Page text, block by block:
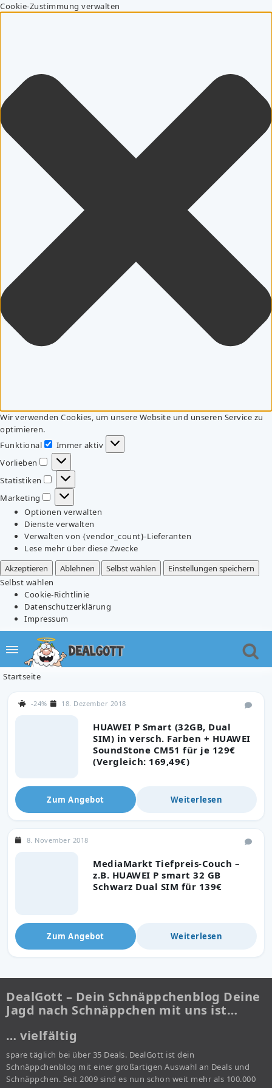
Cookie-Zustimmung verwalten
Wir verwenden Cookies, um unsere Website und unseren Service zu
optimieren.
Funktional
Funktional
Immer aktiv
Vorlieben
Vorlieben
Statistiken
Statistiken
Marketing
Marketing
Optionen verwalten
Dienste verwalten
Verwalten von {vendor_count}-Lieferanten
Lese mehr über diese Zwecke
Akzeptieren
Ablehnen Selbst wählen
Einstellungen speichern
Selbst wählen
Cookie-Richtlinie
Datenschutzerklärung
Impressum
Startseite
HUAWEI P Smart (32GB, Dual
SIM) in versch. Farben + HUAWEI
SoundStone CM51 für je 129€
(Vergleich: 169,49€)
-24% 18. Dezember 2018
Zum Angebot Weiterlesen
MediaMarkt Tiefpreis-Couch –
z.B. HUAWEI P smart 32 GB
Schwarz Dual SIM für 139€
8. November 2018
Zum Angebot Weiterlesen
DealGott – Dein Schnäppchenblog Deine
Jagd nach Schnäppchen mit uns ist…
… vielfältig
spare täglich bei über 35 Deals. DealGott ist dein
Schnäppchenblog mit einer großartigen Auswahl an Deals und
Schnäppchen. Seit 2009 sind es nun schon weit mehr als 100.000